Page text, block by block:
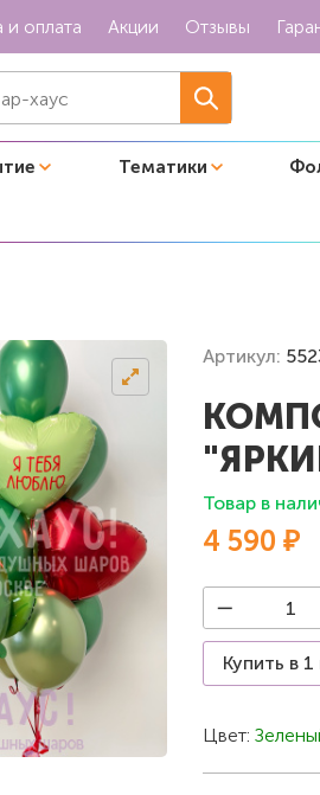
и оплата Акции Отзывы
Тематики
Артикул:
Товар в
4 590 ₽
Купить в 1
Цвет: